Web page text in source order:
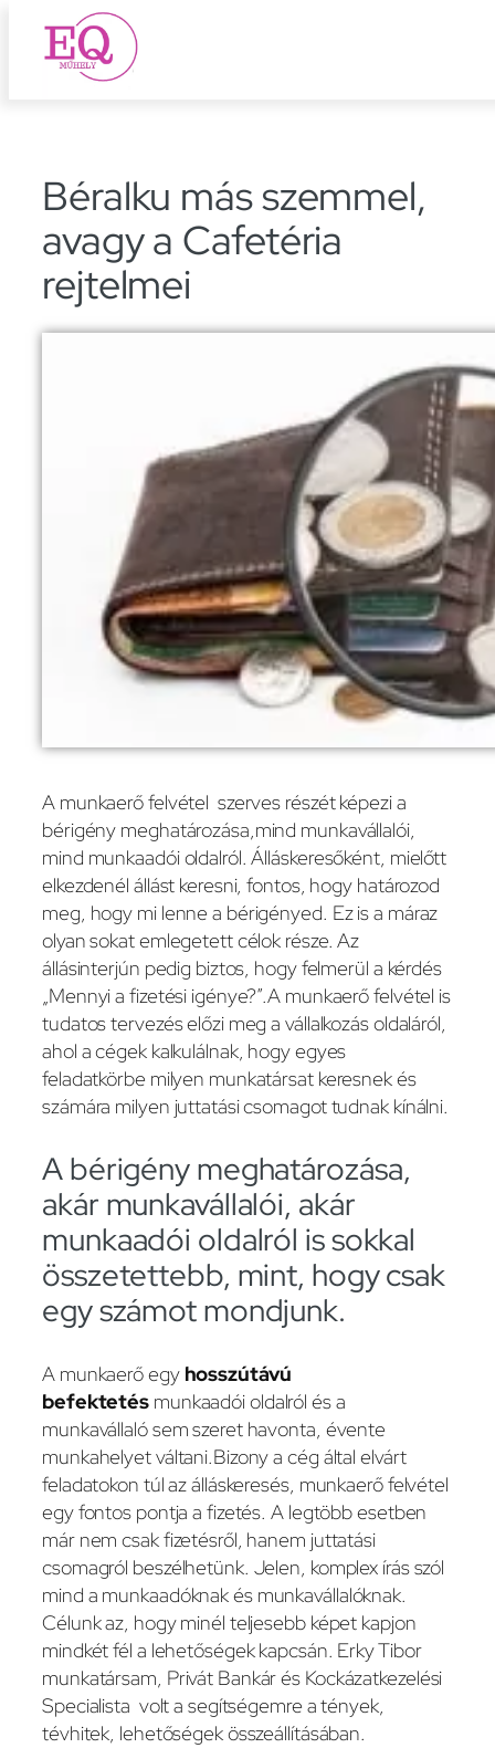
Ugrás
Béralku más szemmel,
avagy a Cafetéria
rejtelmei
A munkaerő felvétel szerves részét képezi a
bérigény meghatározása,mind munkavállalói,
mind munkaadói oldalról. Álláskeresőként, mielőtt
elkezdenél állást keresni, fontos, hogy határozod
meg, hogy mi lenne a bérigényed. Ez is a máraz
olyan sokat emlegetett célok része. Az
állásinterjún pedig biztos, hogy felmerül a kérdés
„Mennyi a fizetési igénye?”.A munkaerő felvétel is
tudatos tervezés előzi meg a vállalkozás oldaláról,
ahol a cégek kalkulálnak, hogy egyes
feladatkörbe milyen munkatársat keresnek és
számára milyen juttatási csomagot tudnak kínálni.
A bérigény meghatározása,
akár munkavállalói, akár
munkaadói oldalról is sokkal
összetettebb, mint, hogy csak
egy számot mondjunk.
A munkaerő egy hosszútávú
befektetés munkaadói oldalról és a
munkavállaló sem szeret havonta, évente
munkahelyet váltani.Bizony a cég által elvárt
feladatokon túl az álláskeresés, munkaerő felvétel
egy fontos pontja a fizetés. A legtöbb esetben
már nem csak fizetésről, hanem juttatási
csomagról beszélhetünk. Jelen, komplex írás szól
mind a munkaadóknak és munkavállalóknak.
Célunk az, hogy minél teljesebb képet kapjon
mindkét fél a lehetőségek kapcsán. Erky Tibor
munkatársam, Privát Bankár és Kockázatkezelési
Specialista volt a segítségemre a tények,
tévhitek, lehetőségek összeállításában.